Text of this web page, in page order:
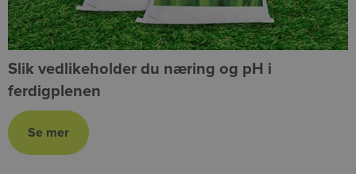
Slik vedlikeholder du næring og pH i
ferdigplenen